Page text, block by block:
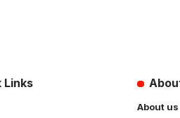
Links
About us